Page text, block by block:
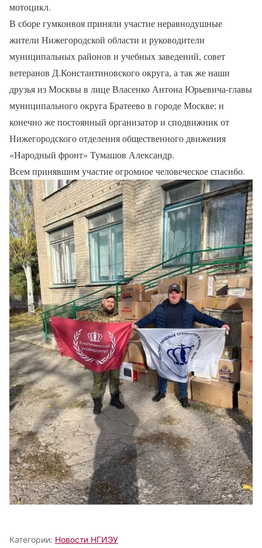
мотоцикл.
В сборе гумконвоя приняли участие неравнодушные
жители Нижегородской области и руководители
муниципальных районов и учебных заведений, совет
ветеранов Д.Константиновского округа, а так же наши
друзья из Москвы в лице Власенко Антона Юрьевича-главы
муниципального округа Братеево в городе Москве; и
конечно же постоянный организатор и сподвижник от
Нижегородского отделения общественного движения
«Народный фронт» Тумашов Александр.
Всем принявшим участие огромное человеческое спасибо.
Категории: Новости НГИЭУ